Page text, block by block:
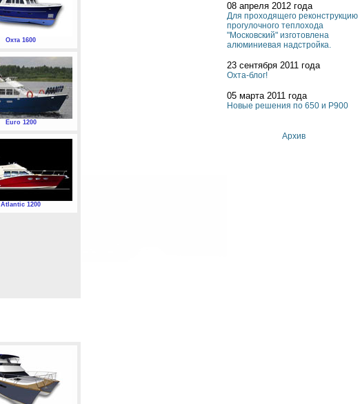
08 апреля 2012 года
Для проходящего реконструкцию
прогулочного теплохода
"Московский" изготовлена
алюминиевая надстройка.
23 сентября 2011 года
Охта-блог!
05 марта 2011 года
Новые решения по 650 и P900
Архив
Охта 1600
Euro 1200
Atlantic 1200